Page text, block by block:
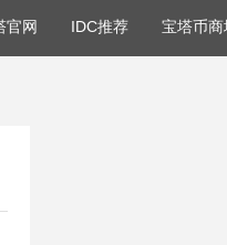
官网 IDC推荐 宝塔币商